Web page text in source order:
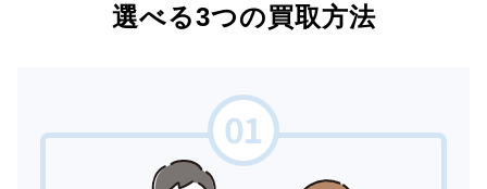
選べる3つの買取方法